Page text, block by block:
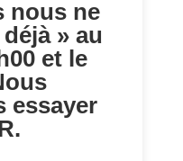
nous ne
» au
et le
essayer